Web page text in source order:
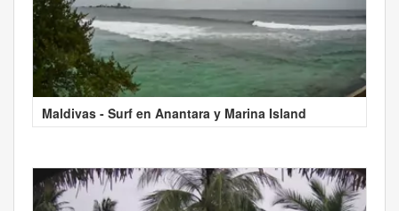
Maldivas - Surf en Anantara y Marina Island